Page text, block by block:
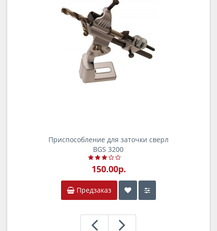
Приспособление для заточки сверл
BGS 3200
150.00р.
Предзаказ